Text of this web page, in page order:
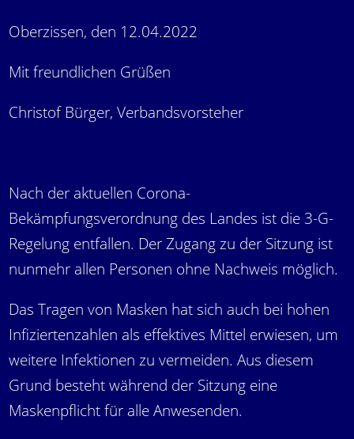
Oberzissen, den 12.04.2022
Mit freundlichen Grüßen
Christof Bürger, Verbandsvorsteher
Nach der aktuellen Corona-
Bekämpfungsverordnung des Landes ist die 3-G-
Regelung entfallen. Der Zugang zu der Sitzung ist
nunmehr allen Personen ohne Nachweis möglich.
Das Tragen von Masken hat sich auch bei hohen
Infiziertenzahlen als effektives Mittel erwiesen, um
weitere Infektionen zu vermeiden. Aus diesem
Grund besteht während der Sitzung eine
Maskenpflicht für alle Anwesenden.